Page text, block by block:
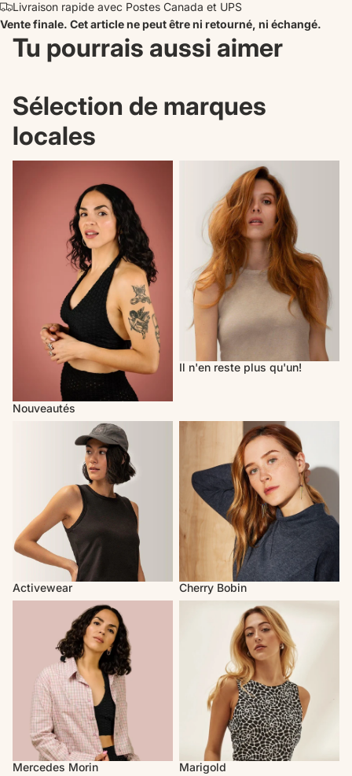
Livraison rapide avec Postes Canada et UPS
Vente finale. Cet article ne peut être ni retourné, ni échangé.
Tu pourrais aussi aimer
Sélection de marques
locales
Nouveautés
Il n'en reste plus qu'un!
Il n'en reste plus qu'un!
Activewear
Cherry Bobin
Cherry Bobin
Mercedes Morin
Mercedes Morin
Marigold